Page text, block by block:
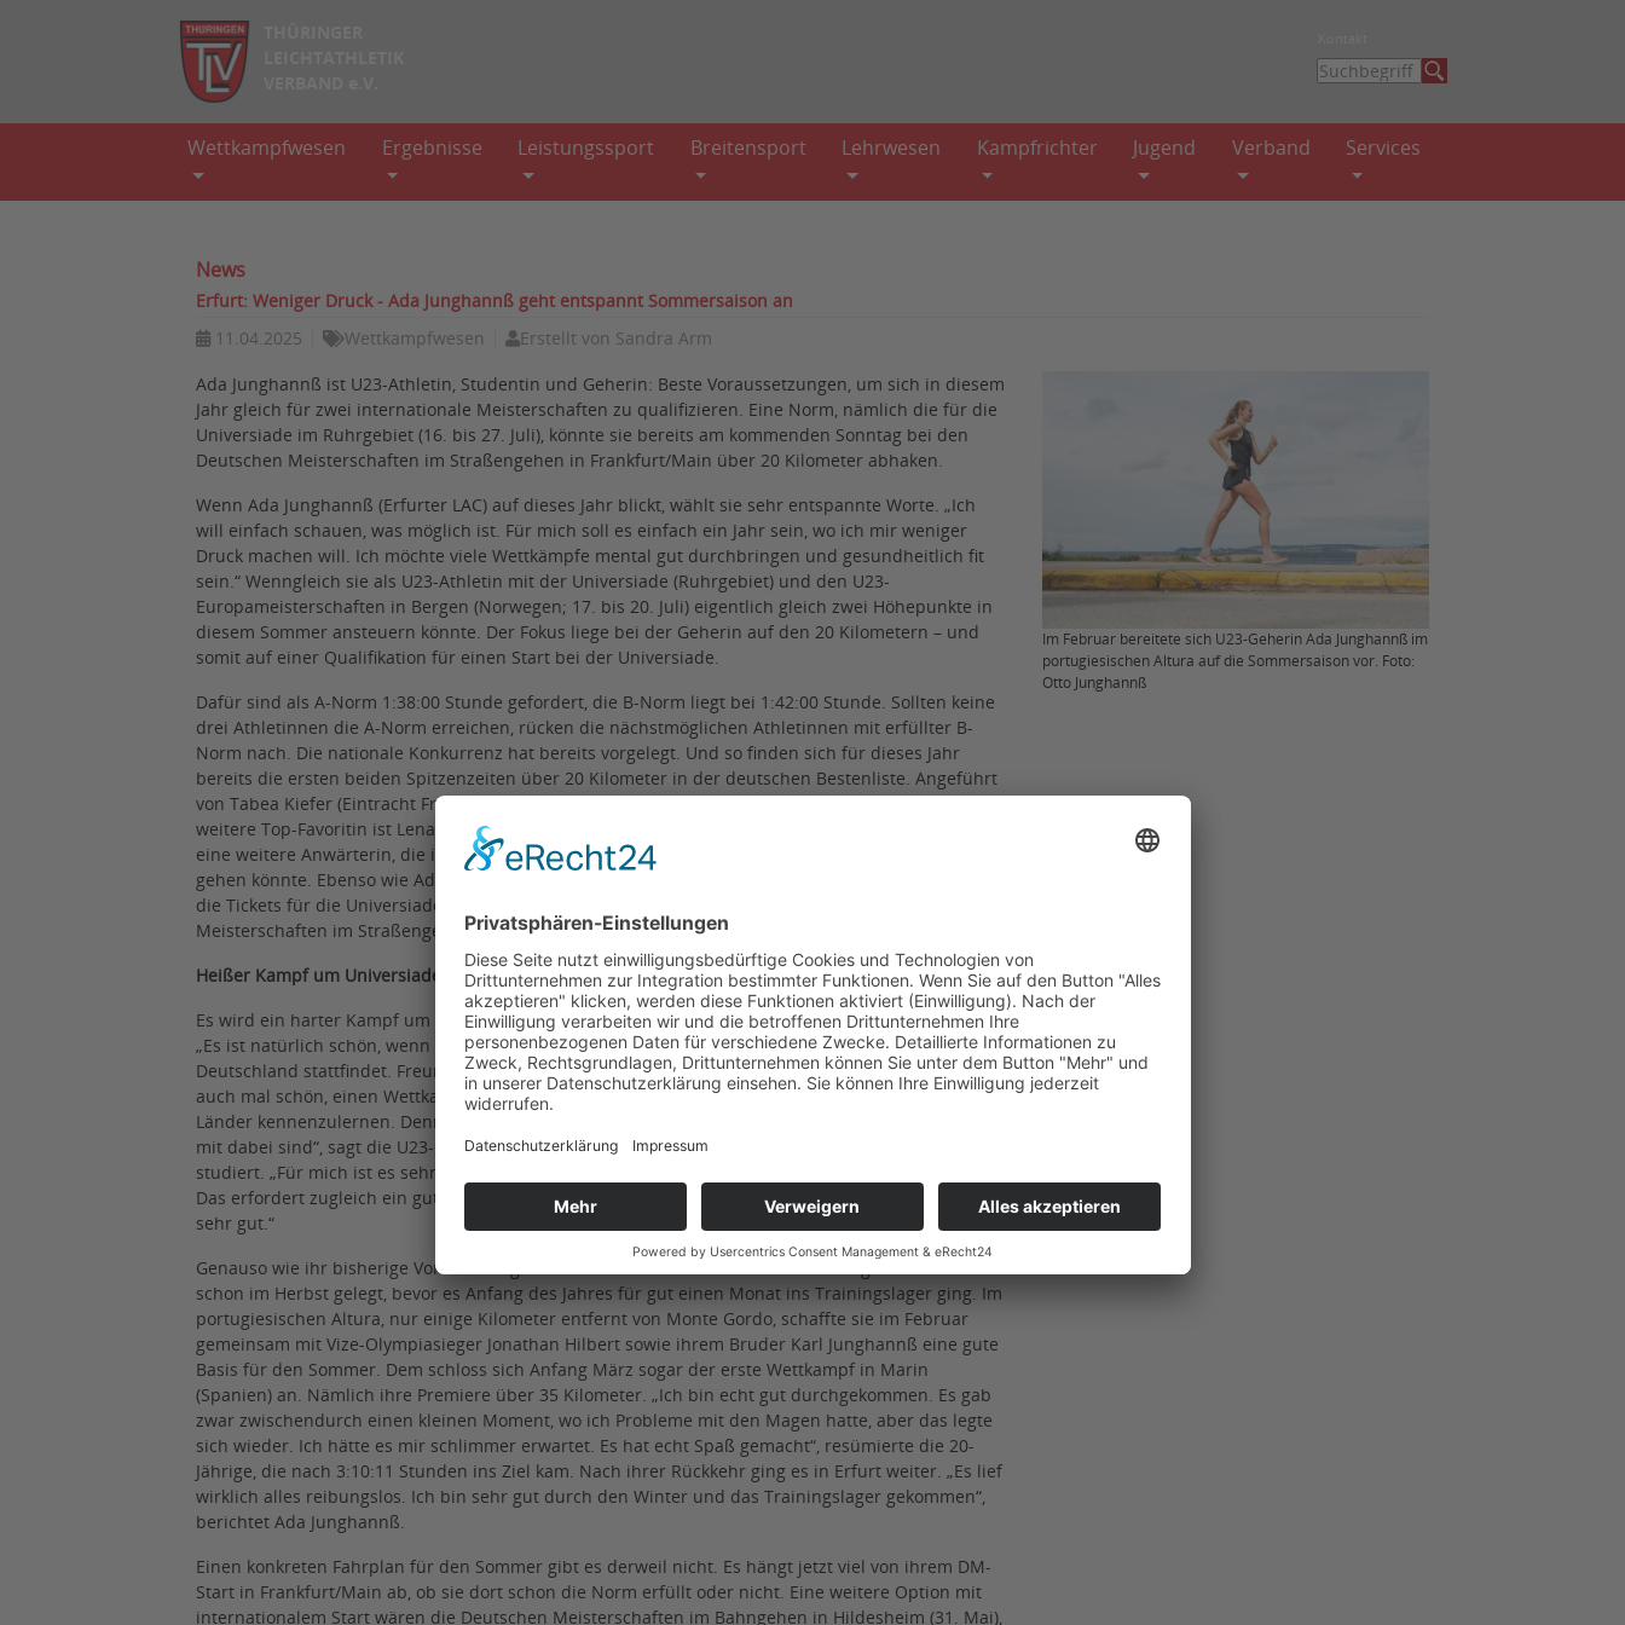
Wettkampfwesen Ergebnisse Leistungssport Breitensport Lehrwesen Kampfrichter Jugend Verband Services
News
Erfurt: Weniger Druck - Ada Junghannß geht entspannt Sommersaison an
11.04.2025
Wettkampfwesen Erstellt von Sandra Arm
Ada Junghannß ist U23-Athletin, Studentin und Geherin: Beste Voraussetzungen, um sich in diesem
Jahr gleich für zwei internationale Meisterschaften zu qualifizieren. Eine Norm, nämlich die für die
Universiade im Ruhrgebiet (16. bis 27. Juli), könnte sie bereits am kommenden Sonntag bei den
Deutschen Meisterschaften im Straßengehen in Frankfurt/Main über 20 Kilometer abhaken.
Wenn Ada Junghannß (Erfurter LAC) auf dieses Jahr blickt, wählt sie sehr entspannte Worte. „Ich
will einfach schauen, was möglich ist. Für mich soll es einfach ein Jahr sein, wo ich mir weniger
Druck machen will. Ich möchte viele Wettkämpfe mental gut durchbringen und gesundheitlich fit
sein.“ Wenngleich sie als U23-Athletin mit der Universiade (Ruhrgebiet) und den U23-
Europameisterschaften in Bergen (Norwegen; 17. bis 20. Juli) eigentlich gleich zwei Höhepunkte in
diesem Sommer ansteuern könnte. Der Fokus liege bei der Geherin auf den 20 Kilometern – und
somit auf einer Qualifikation für einen Start bei der Universiade.
Dafür sind als A-Norm 1:38:00 Stunde gefordert, die B-Norm liegt bei 1:42:00 Stunde. Sollten keine
drei Athletinnen die A-Norm erreichen, rücken die nächstmöglichen Athletinnen mit erfüllter B-
Norm nach. Die nationale Konkurrenz hat bereits vorgelegt. Und so finden sich für dieses Jahr
bereits die ersten beiden Spitzenzeiten über 20 Kilometer in der deutschen Bestenliste. Angeführt
von Tabea Kiefer (Eintracht Frankfurt; 1:37:35 h) sowie Kylie Garreis (LG Vofgtland; 1:41:42 h). Eine
weitere Top-Favoritin ist Lena Sonntag (SC Potsdam). Mit Anna-Maria Gabriel (OSC Potsdam) gibt es
eine weitere Anwärterin, die im Vorjahr mit 1:43:20 Stunden ebenfalls in dem Bereich der B-Norm
gehen könnte. Ebenso wie Ada Junghannß, deren Bestzeit bei 1:42:18 Stunde steht. Der Kampf um
die Tickets für die Universiade beginnt am kommenden Sonntag bei den Deutschen
Meisterschaften im Straßengehen in Frankfurt/Main.
Heißer Kampf um Universiade-Tickets
Es wird ein harter Kampf um die drei Tickts. Noch dazu im eigenen Land, nämlich im Ruhrgebiet.
„Es ist natürlich schön, wenn wir jetzt mit der Universiade eine Veranstaltung haben, die in
Deutschland stattfindet. Freunde und Familie können kommen und zuschauen. Anderseits ist es
auch mal schön, einen Wettkampf im Ausland zu haben, um mal was anderes zu sehen und neue
Länder kennenzulernen. Dennoch freue ich mich auf die Universiade, weil auch andere Sportarten
mit dabei sind“, sagt die U23-Geherin, die im zweiten Semester Marketing an einer Fern-Universität
studiert. „Für mich ist es sehr praktisch, weil ich alles online und von unterwegs aus machen kann.
Das erfordert zugleich ein gutes Zeitmanagement und viel Selbstdisziplin. Bisher funktioniert es
sehr gut.“
Genauso wie ihr bisherige Vorbereitung auf die Freiluftsaison. Die ersten Grundlagen wurden
schon im Herbst gelegt, bevor es Anfang des Jahres für gut einen Monat ins Trainingslager ging. Im
portugiesischen Altura, nur einige Kilometer entfernt von Monte Gordo, schaffte sie im Februar
gemeinsam mit Vize-Olympiasieger Jonathan Hilbert sowie ihrem Bruder Karl Junghannß eine gute
Basis für den Sommer. Dem schloss sich Anfang März sogar der erste Wettkampf in Marin
(Spanien) an. Nämlich ihre Premiere über 35 Kilometer. „Ich bin echt gut durchgekommen. Es gab
zwar zwischendurch einen kleinen Moment, wo ich Probleme mit den Magen hatte, aber das legte
sich wieder. Ich hätte es mir schlimmer erwartet. Es hat echt Spaß gemacht“, resümierte die 20-
Jährige, die nach 3:10:11 Stunden ins Ziel kam. Nach ihrer Rückkehr ging es in Erfurt weiter. „Es lief
wirklich alles reibungslos. Ich bin sehr gut durch den Winter und das Trainingslager gekommen“,
berichtet Ada Junghannß.
Einen konkreten Fahrplan für den Sommer gibt es derweil nicht. Es hängt jetzt viel von ihrem DM-
Start in Frankfurt/Main ab, ob sie dort schon die Norm erfüllt oder nicht. Eine weitere Option mit
internationalem Start wären die Deutschen Meisterschaften im Bahngehen in Hildesheim (31. Mai),
Im Februar bereitete sich U23-Geherin Ada Junghannß im
portugiesischen Altura auf die Sommersaison vor. Foto:
Otto Junghannß